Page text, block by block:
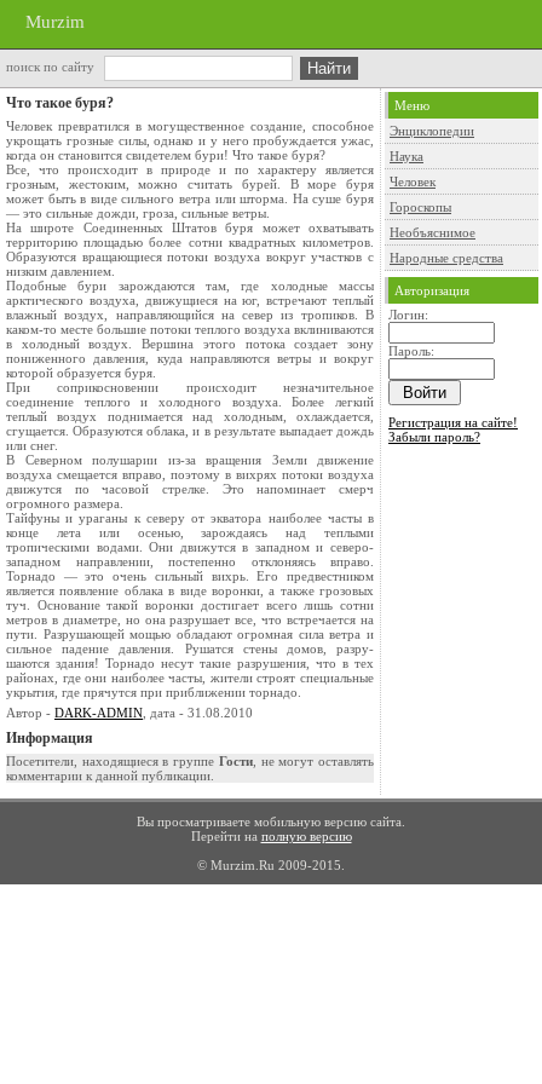
Murzim
поиск по сайту
Что такое буря?
Человек превратился в могущественное созда­ние, способное
укрощать грозные силы, однако и у него пробуждается ужас,
когда он становится свидетелем бури! Что такое буря?
Все, что происходит в природе и по характеру является
грозным, жестоким, можно считать бу­рей. В море буря
может быть в виде сильного ветра или шторма. На суше буря
— это сильные дожди, гроза, сильные ветры.
На широте Соединенных Штатов буря может охватывать
территорию площадью более сотни квадратных километров.
Образуются вращающие­ся потоки воздуха вокруг участков с
низким дав­лением.
Подобные бури зарождаются там, где холод­ные массы
арктического воздуха, движущиеся на юг, встречают теплый
влажный воздух, направля­ющийся на север из тропиков. В
каком-то месте большие потоки теплого воздуха вклиниваются
в холодный воздух. Вершина этого потока создает зону
пониженного давления, куда направляются ветры и вокруг
которой образуется буря.
При соприкосновении происходит незначи­тельное
соединение теплого и холодного воздуха. Более легкий
теплый воздух поднимается над хо­лодным, охлаждается,
сгущается. Образуются об­лака, и в результате выпадает дождь
или снег.
В Северном полушарии из-за вращения Земли движение
воздуха смещается вправо, поэтому в вихрях потоки воздуха
движутся по часовой стрелке. Это напоминает смерч
огромного разме­ра.
Тайфуны и ураганы к северу от экватора наиболее часты в
конце лета или осенью, зарождаясь над теплыми
тропическими водами. Они движутся в западном и северо-
западном направлении, по­степенно отклоняясь вправо.
Торнадо — это очень сильный вихрь. Его предвестником
является появ­ление облака в виде воронки, а также грозовых
туч. Основание такой воронки достигает всего лишь сотни
метров в диаметре, но она разрушает все, что встречается на
пути. Разрушающей мощью обладают огромная сила ветра и
сильное падение давления. Рушатся стены домов, разру­
шаются здания! Торнадо несут такие разрушения, что в тех
районах, где они наиболее часты, жите­ли строят специальные
укрытия, где прячутся при приближении торнадо.
Автор - DARK-ADMIN , дата - 31.08.2010
Информация
Посетители, находящиеся в группе Гости, не могут оставлять
комментарии к данной публикации.
Меню
Энциклопедии
Наука
Человек
Гороскопы
Необъяснимое
Народные средства
Авторизация
Логин:
Пароль:
Регистрация на сайте!
Забыли пароль?
Вы просматриваете мобильную версию сайта.
Перейти на полную версию
© Murzim.Ru 2009-2015.